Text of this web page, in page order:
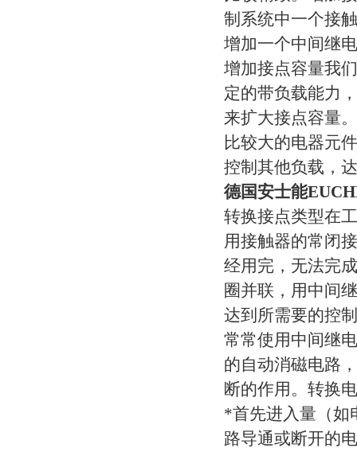
制系统中一个接
增加一个中间继
增加接点容量我
定的带负载能力
来扩大接点容量
比较大的电器元
控制其他负载，
德国安士能
转换接点类型在
用接触器的常闭
经用完，无法完
圈并联，用中间
达到所需要的控
常常使用中间继
的自动消磁电路
断的作用。转换
*首先进入量（如
路导通或断开的